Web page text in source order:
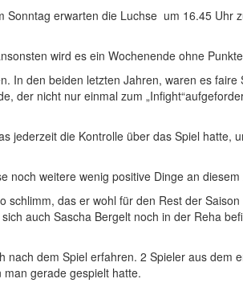
erwarten die Luchse um 16.45 Uhr
wird es ein Wochenende ohne
In den beiden letzten Jahren, waren es faire
der nicht nur einmal zum
jederzeit die Kontrolle über das Spiel hatte,
noch weitere wenig positive Dinge an
das er wohl für den Rest der
auch Sascha Bergelt noch in der Reha
dem Spiel erfahren. 2 Spieler aus dem
gerade gespielt hatte.